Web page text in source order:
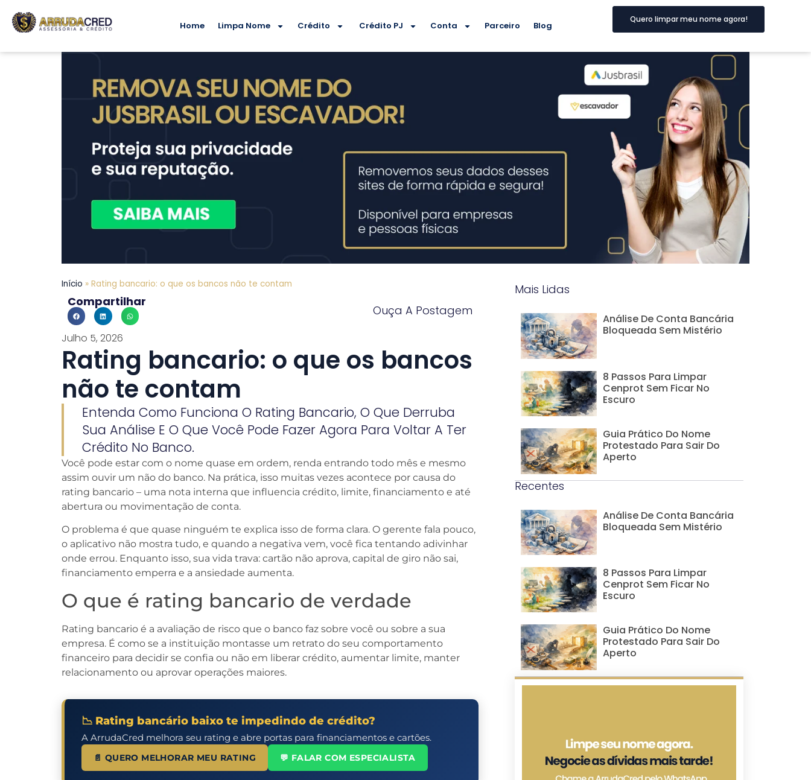
Home Limpa Nome Crédito Crédito PJ Conta Parceiro Blog
Quero limpar meu nome agora!
Início » Rating bancario: o que os bancos não te contam
Compartilhar
Ouça A Postagem
Julho 5, 2026
Rating bancario: o que os bancos
não te contam
Entenda Como Funciona O Rating Bancario, O Que Derruba
Sua Análise E O Que Você Pode Fazer Agora Para Voltar A Ter
Crédito No Banco.
Você pode estar com o nome quase em ordem, renda entrando todo mês e mesmo
assim ouvir um não do banco. Na prática, isso muitas vezes acontece por causa do
rating bancario – uma nota interna que influencia crédito, limite, financiamento e até
abertura ou movimentação de conta.
O problema é que quase ninguém te explica isso de forma clara. O gerente fala pouco,
o aplicativo não mostra tudo, e quando a negativa vem, você fica tentando adivinhar
onde errou. Enquanto isso, sua vida trava: cartão não aprova, capital de giro não sai,
financiamento emperra e a ansiedade aumenta.
O que é rating bancario de verdade
Rating bancario é a avaliação de risco que o banco faz sobre você ou sobre a sua
empresa. É como se a instituição montasse um retrato do seu comportamento
financeiro para decidir se confia ou não em liberar crédito, aumentar limite, manter
relacionamento ou aprovar operações maiores.
📉 Rating bancário baixo te impedindo de crédito?
A ArrudaCred melhora seu rating e abre portas para financiamentos e cartões.
📄 QUERO MELHORAR MEU RATING 💬 FALAR COM ESPECIALISTA
Mais Lidas
Análise De Conta Bancária
Bloqueada Sem Mistério
8 Passos Para Limpar
Cenprot Sem Ficar No
Escuro
Guia Prático Do Nome
Protestado Para Sair Do
Aperto
Recentes
Análise De Conta Bancária
Bloqueada Sem Mistério
8 Passos Para Limpar
Cenprot Sem Ficar No
Escuro
Guia Prático Do Nome
Protestado Para Sair Do
Aperto